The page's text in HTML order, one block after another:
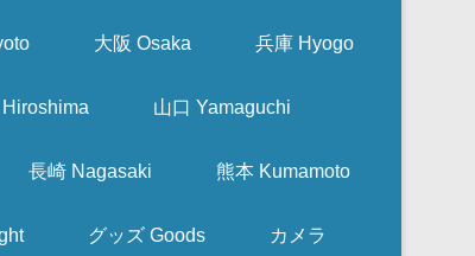
大阪 Osaka 兵庫 Hyogo
Hiroshima 山口 Yamaguchi
長崎 Nagasaki 熊本 Kumamoto
グッズ Goods カメラ